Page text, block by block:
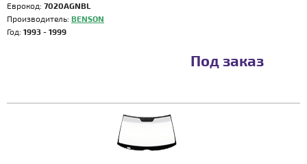
Еврокод: 7020AGNBL
Производитель: BENSON
Год: 1993 - 1999
Под заказ